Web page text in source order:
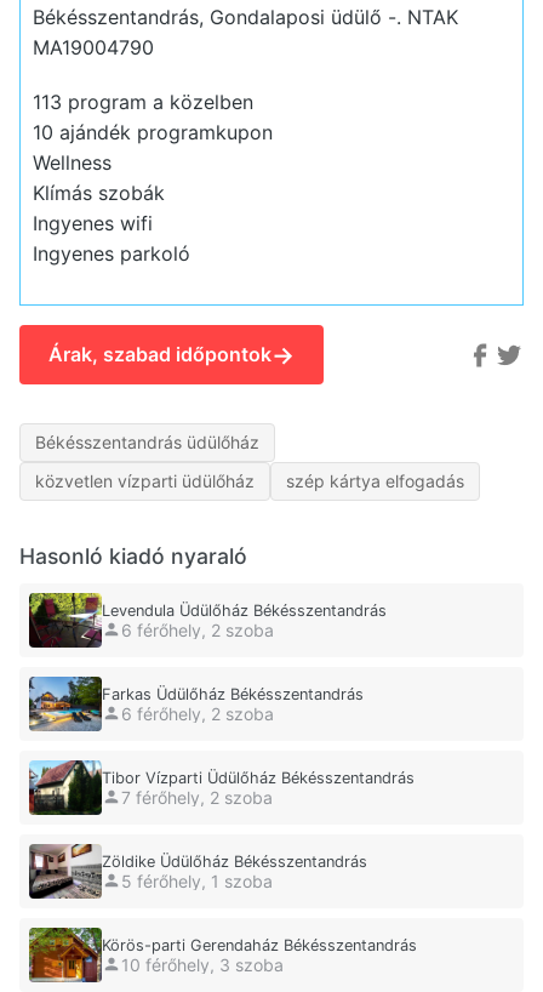
Békésszentandrás, Gondalaposi üdülő -. NTAK
MA19004790
113 program a közelben
10 ajándék programkupon
Wellness
Klímás szobák
Ingyenes wifi
Ingyenes parkoló
Árak, szabad időpontok→
Békésszentandrás üdülőház
közvetlen vízparti üdülőház
szép kártya elfogadás
Hasonló kiadó nyaraló
Levendula Üdülőház Békésszentandrás
6 férőhely, 2 szoba
Farkas Üdülőház Békésszentandrás
6 férőhely, 2 szoba
Tibor Vízparti Üdülőház Békésszentandrás
7 férőhely, 2 szoba
Zöldike Üdülőház Békésszentandrás
5 férőhely, 1 szoba
Körös-parti Gerendaház Békésszentandrás
10 férőhely, 3 szoba